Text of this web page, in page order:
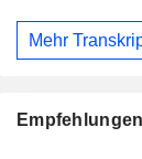
Mehr